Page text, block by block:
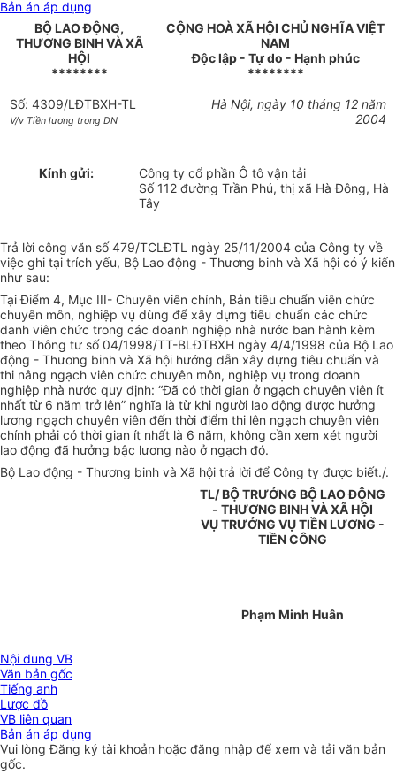
Bản án áp dụng
BỘ LAO ĐỘNG,
THƯƠNG BINH VÀ XÃ
HỘI
********
CỘNG HOÀ XÃ HỘI CHỦ NGHĨA VIỆT
NAM
Độc lập - Tự do - Hạnh phúc
********
Số: 4309/LĐTBXH-TL
V/v Tiền lương trong DN
Hà Nội, ngày 10 tháng 12 năm
2004
Kính gửi:
Công ty cổ phần Ô tô vận tải
Số 112 đường Trần Phú, thị xã Hà Đông, Hà
Tây
Trả lời công văn số 479/TCLĐTL ngày 25/11/2004 của Công ty về
việc ghi tại trích yếu, Bộ Lao động - Thương binh và Xã hội có ý kiến
như sau:
Tại Điểm 4, Mục III- Chuyên viên chính, Bản tiêu chuẩn viên chức
chuyên môn, nghiệp vụ dùng để xây dựng tiêu chuẩn các chức
danh viên chức trong các doanh nghiệp nhà nước ban hành kèm
theo Thông tư số 04/1998/TT-BLĐTBXH ngày 4/4/1998 của Bộ Lao
động - Thương binh và Xã hội hướng dẫn xây dựng tiêu chuẩn và
thi nâng ngạch viên chức chuyên môn, nghiệp vụ trong doanh
nghiệp nhà nước quy định: “Đã có thời gian ở ngạch chuyên viên ít
nhất từ 6 năm trở lên” nghĩa là từ khi người lao động được hưởng
lương ngạch chuyên viên đến thời điểm thi lên ngạch chuyên viên
chính phải có thời gian ít nhất là 6 năm, không cần xem xét người
lao động đã hưởng bậc lương nào ở ngạch đó.
Bộ Lao động - Thương binh và Xã hội trả lời để Công ty được biết./.
TL/ BỘ TRƯỞNG BỘ LAO ĐỘNG
- THƯƠNG BINH VÀ XÃ HỘI
VỤ TRƯỞNG VỤ TIỀN LƯƠNG -
TIỀN CÔNG
Phạm Minh Huân
Nội dung VB
Văn bản gốc
Tiếng anh
Lược đồ
VB liên quan
Bản án áp dụng
Vui lòngĐăng ký tài khoản hoặc đăng nhập để xem và tải văn bản
gốc.